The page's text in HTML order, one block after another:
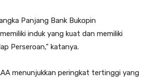
Panjang Bank Bukopin
induk yang kuat dan memiliki
Perseroan,” katanya.
menunjukkan peringkat tertinggi yang